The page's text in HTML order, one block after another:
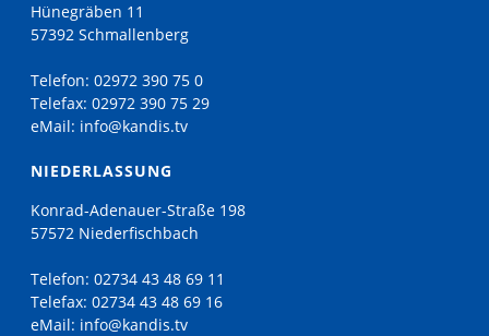
Hünegräben 11
57392 Schmallenberg
Telefon: 02972 390 75 0
Telefax: 02972 390 75 29
eMail: info@kandis.tv
NIEDERLASSUNG
Konrad-Adenauer-Straße 198
57572 Niederfischbach
Telefon: 02734 43 48 69 11
Telefax: 02734 43 48 69 16
eMail: info@kandis.tv